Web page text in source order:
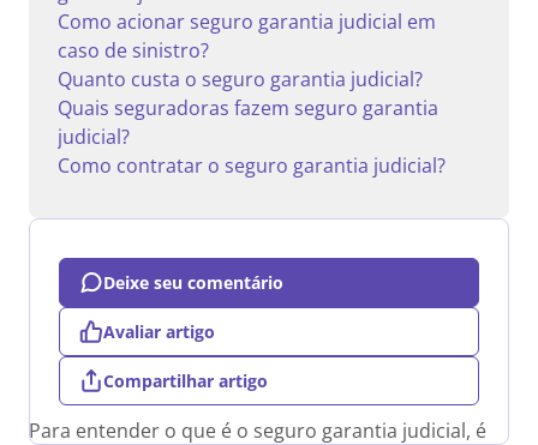
Para entender o que é o seguro garantia judicial, é
Como acionar seguro garantia judicial em
caso de sinistro?
Quanto custa o seguro garantia judicial?
Quais seguradoras fazem seguro garantia
judicial?
Como contratar o seguro garantia judicial?
Deixe seu comentário
Avaliar artigo
Compartilhar artigo